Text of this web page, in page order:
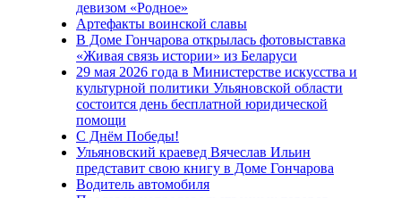
девизом «Родное»
Артефакты воинской славы
В Доме Гончарова открылась фотовыставка
«Живая связь истории» из Беларуси
29 мая 2026 года в Министерстве искусства и
культурной политики Ульяновской области
состоится день бесплатной юридической
помощи
С Днём Победы!
Ульяновский краевед Вячеслав Ильин
представит свою книгу в Доме Гончарова
Водитель автомобиля